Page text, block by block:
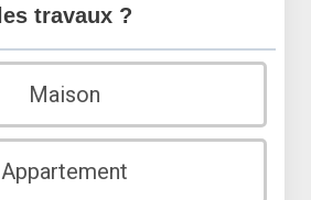
les travaux ?
Maison
Appartement